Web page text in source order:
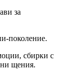
за
поколение.
сбирки с
щения.